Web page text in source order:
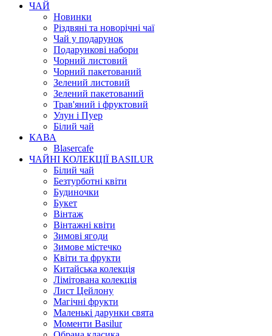
ЧАЙ
Новинки
Різдвяні та новорічні чаї
Чай у подарунок
Подарункові набори
Чорний листовий
Чорний пакетований
Зелений листовий
Зелений пакетований
Трав'яний і фруктовий
Улун і Пуер
Білий чай
КАВА
Blasercafe
ЧАЙНІ КОЛЕКЦІЇ BASILUR
Білий чай
Безтурботні квіти
Будиночки
Букет
Вінтаж
Вінтажні квіти
Зимові ягоди
Зимове містечко
Квіти та фрукти
Китайська колекція
Лімітована колекція
Лист Цейлону
Магічні фрукти
Маленькі дарунки свята
Моменти Basilur